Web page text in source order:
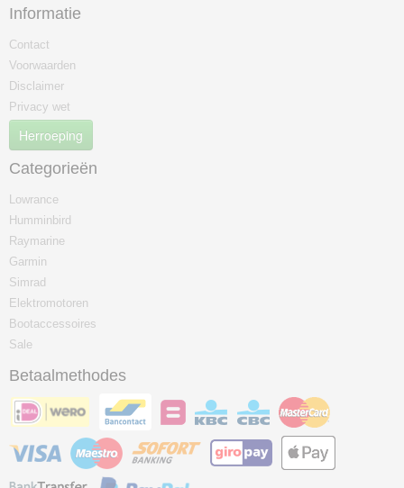
Informatie
Contact
Voorwaarden
Disclaimer
Privacy wet
Herroeping
Categorieën
Lowrance
Humminbird
Raymarine
Garmin
Simrad
Elektromotoren
Bootaccessoires
Sale
Betaalmethodes